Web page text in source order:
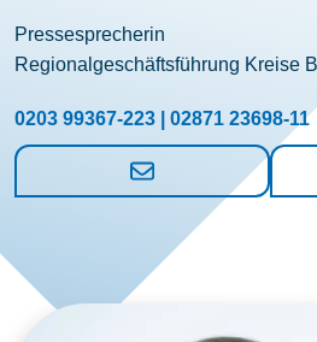
Pressesprecherin
Regionalgeschäftsführung Kreise
0203 99367-223 | 02871 23698-11